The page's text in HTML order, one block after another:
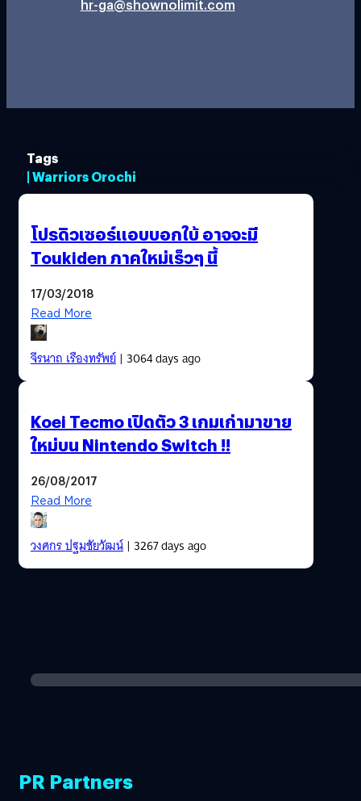
hr-ga@shownolimit.com
Tags
| Warriors Orochi
โปรดิวเซอร์เเอบบอกใบ้ อาจจะมี
Toukiden ภาคใหม่เร็วๆ นี้
17/03/2018
Read More
จีรนาถ เรืองทรัพย์| 3064 days ago
Koei Tecmo เปิดตัว 3 เกมเก่ามาขาย
ใหม่บน Nintendo Switch !!
26/08/2017
Read More
วงศกร ปฐมชัยวัฒน์| 3267 days ago
PR Partners